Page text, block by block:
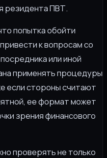
резидента ПВТ.
попытка обойти
к вопросам со
или иной
применять процедуры
если стороны считают
ее формат может
зрения финансового
проверять не только